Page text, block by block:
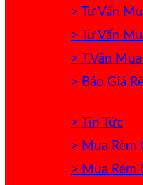
> Tư Vấn
> Tư Vấn
> T.Vấn
> Báo Giá
> Tin Tức
> Mua Rèm
> Mua Rèm